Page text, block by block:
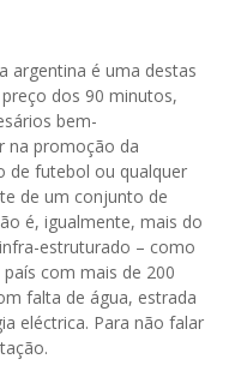
argentina é uma destas
dos 90 minutos,
bem-
na promoção da
de futebol ou qualquer
de um conjunto de
é, igualmente, mais do
estruturado – como
com mais de 200
falta de água, estrada
eléctrica. Para não falar